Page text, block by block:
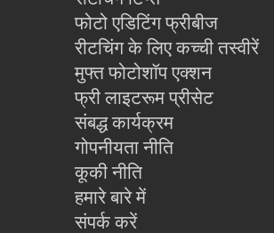
फोटो एडिटिंग फ्रीबीज
रीटचिंग के लिए कच्ची तस्वीरें
मुफ्त फोटोशॉप एक्शन
फ्री लाइटरूम प्रीसेट
संबद्ध कार्यक्रम
गोपनीयता नीति
कूकी नीति
हमारे बारे में
संपर्क करें